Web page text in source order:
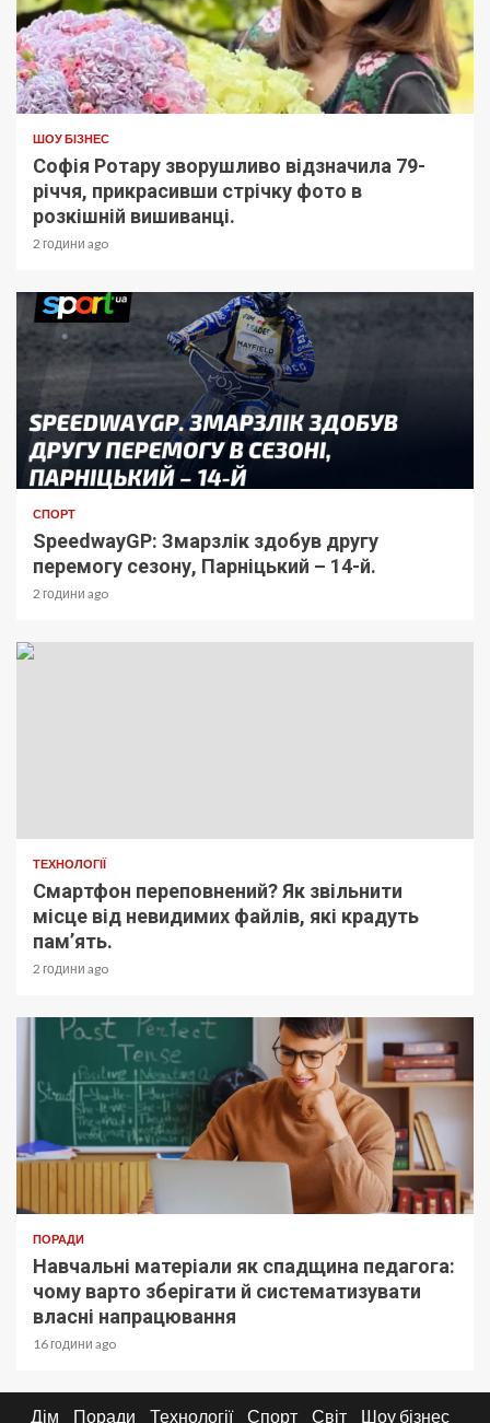
ШОУ БІЗНЕС
Софія Ротару зворушливо відзначила 79-
річчя, прикрасивши стрічку фото в
розкішній вишиванці.
2 години ago
СПОРТ
SpeedwayGP: Змарзлік здобув другу
перемогу сезону, Парніцький – 14-й.
2 години ago
ТЕХНОЛОГІЇ
Смартфон переповнений? Як звільнити
місце від невидимих файлів, які крадуть
пам’ять.
2 години ago
ПОРАДИ
Навчальні матеріали як спадщина педагога:
чому варто зберігати й систематизувати
власні напрацювання
16 години ago
Дім Поради Технології Спорт Світ Шоу бізнес